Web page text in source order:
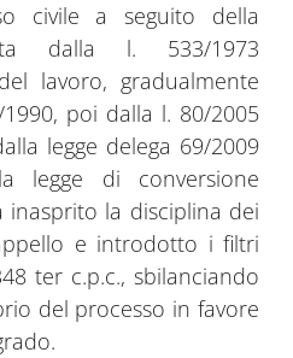
civile a seguito della
dalla l. 533/1973
lavoro, gradualmente
poi dalla l. 80/2005
legge delega 69/2009
legge di conversione
inasprito la disciplina dei
e introdotto i filtri
ter c.p.c., sbilanciando
del processo in favore